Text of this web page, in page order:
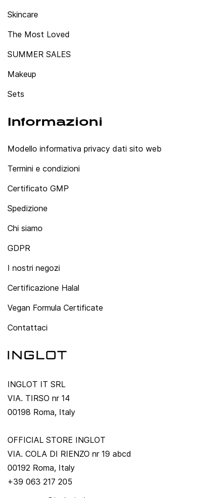
Skincare
The Most Loved
SUMMER SALES
Makeup
Sets
Informazioni
Modello informativa privacy dati sito web
Termini e condizioni
Certificato GMP
Spedizione
Chi siamo
GDPR
I nostri negozi
Certificazione Halal
Vegan Formula Certificate
Contattaci
INGLOT IT SRL
VIA. TIRSO nr 14
00198 Roma, Italy
OFFICIAL STORE INGLOT
VIA. COLA DI RIENZO nr 19 abcd
00192 Roma, Italy
+39 063 217 205